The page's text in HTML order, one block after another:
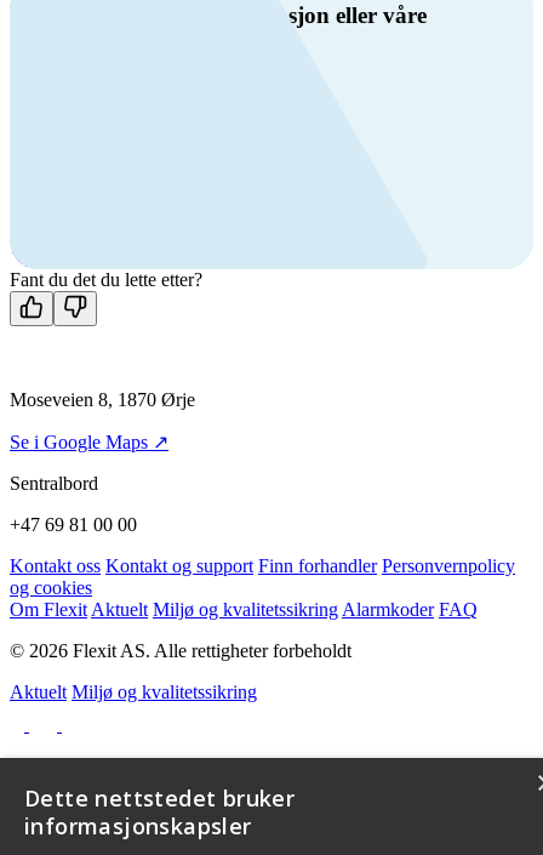
Har du spørsmål om ventilasjon eller våre
Kontakt oss
Fant du det du lette etter?
Moseveien 8, 1870 Ørje
Se i Google Maps ↗
Sentralbord
+47 69 81 00 00
Kontakt oss Kontakt og support Finn forhandler Personvernpolicy
og cookies
Om Flexit Aktuelt Miljø og kvalitetssikring Alarmkoder FAQ
© 2026 Flexit AS. Alle rettigheter forbeholdt
Aktuelt Miljø og kvalitetssikring
Dette nettstedet bruker
informasjonskapsler